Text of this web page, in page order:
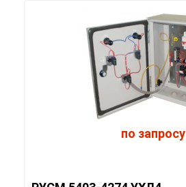
по запросу